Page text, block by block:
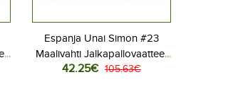
Espanja Unai Simon #23
Maalivahti Jalkapallovaatteet
Vieraspaita MM-kisat 2026
42.25€ 105.63€